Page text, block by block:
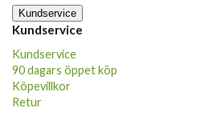
Kundservice
Kundservice
Kundservice
90 dagars öppet köp
Köpevillkor
Retur